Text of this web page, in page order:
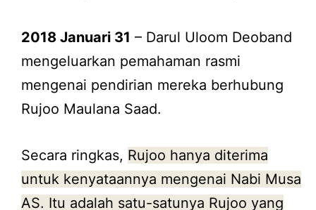
2018 Januari 31 – Darul Uloom Deoband
mengeluarkan pemahaman rasmi
mengenai pendirian mereka berhubung
Rujoo Maulana Saad.
Secara ringkas, Rujoo hanya diterima
untuk kenyataannya mengenai Nabi Musa
AS. Itu adalah satu-satunya Rujoo yang